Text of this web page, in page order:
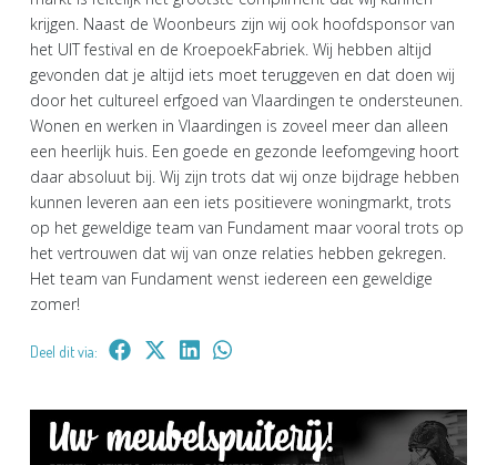
krijgen. Naast de Woonbeurs zijn wij ook hoofdsponsor van
het UIT festival en de KroepoekFabriek. Wij hebben altijd
gevonden dat je altijd iets moet teruggeven en dat doen wij
door het cultureel erfgoed van Vlaardingen te ondersteunen.
Wonen en werken in Vlaardingen is zoveel meer dan alleen
een heerlijk huis. Een goede en gezonde leefomgeving hoort
daar absoluut bij. Wij zijn trots dat wij onze bijdrage hebben
kunnen leveren aan een iets positievere woningmarkt, trots
op het geweldige team van Fundament maar vooral trots op
het vertrouwen dat wij van onze relaties hebben gekregen.
Het team van Fundament wenst iedereen een geweldige
zomer!
Deel dit via: